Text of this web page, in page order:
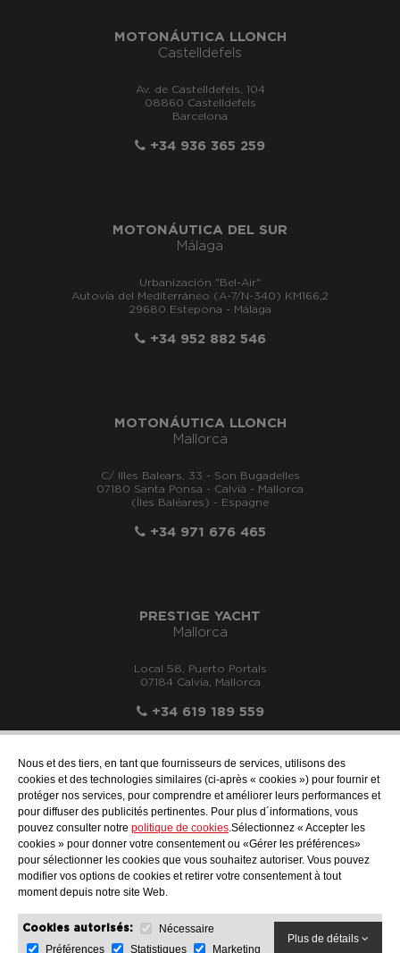
Nous et des tiers, en tant que fournisseurs de services, utilisons des
cookies et des technologies similaires (ci-après « cookies ») pour fournir et
protéger nos services, pour comprendre et améliorer leurs performances et
pour diffuser des publicités pertinentes. Pour plus d´informations, vous
pouvez consulter notre politique de cookies.Sélectionnez « Accepter les
cookies » pour donner votre consentement ou «Gérer les préférences»
pour sélectionner les cookies que vous souhaitez autoriser. Vous pouvez
modifier vos options de cookies et retirer votre consentement à tout
moment depuis notre site Web.
Cookies autorisés:
Nécessaire
Préférences
Statistiques Marketing
Plus de détails
MOTONÁUTICA LLONCH
Castelldefels
Av. de Castelldefels, 104
08860 Castelldefels
Barcelona
+34 936 365 259
MOTONÁUTICA DEL SUR
Málaga
Urbanización "Bel-Air"
Autovía del Mediterráneo (A-7/N-340) KM166,2
29680 Estepona - Málaga
+34 952 882 546
MOTONÁUTICA LLONCH
Mallorca
C/ Illes Balears, 33 - Son Bugadelles
07180 Santa Ponsa - Calvià - Mallorca
(Îles Baléares) - Espagne
+34 971 676 465
PRESTIGE YACHT
Mallorca
Local 58, Puerto Portals
07184 Calvia, Mallorca
+34 619 189 559
info@motonauticallonch.com